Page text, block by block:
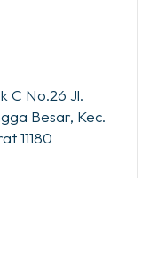
C No.26 Jl.
Besar, Kec.
11180